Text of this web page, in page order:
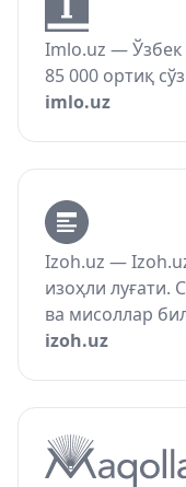
Imlo.uz — Ўзбек
85 000 ортиқ
imlo.uz
Izoh.uz —
изоҳли луғати.
ва мисоллар
izoh.uz